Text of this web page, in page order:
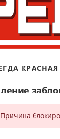
Причина